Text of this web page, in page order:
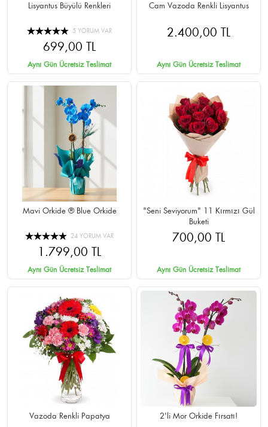
Lisyantus Büyülü Renkleri
5 YORUM VAR
699,00 TL
Aynı Gün Ücretsiz Teslimat
Cam Vazoda Renkli Lisyantus
2.400,00 TL
Aynı Gün Ücretsiz Teslimat
Mavi Orkide ® Blue Orkide
24 YORUM VAR
1.799,00 TL
Aynı Gün Ücretsiz Teslimat
"Seni Seviyorum" 11 Kırmızı Gül
Buketi
700,00 TL
Aynı Gün Ücretsiz Teslimat
Vazoda Renkli Papatya 2'li Mor Orkide Fırsatı!